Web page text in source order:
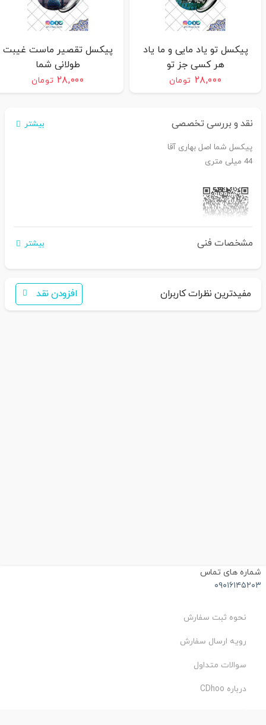
پیکسل تو یاد مایی و ما یاد
هر کسی جز تو
۲۸,۰۰۰ تومان
پیکسل تقصیر ماست غیبت
طولانی شما
۲۸,۰۰۰ تومان
نقد و بررسی تخصصی بیشتر
پیکسل شما اصل بهاری آقا
44 میلی متری
اگر برای خرید تمایل به عضویت در سایت ندارید،
مشخصات فنی بیشتر
مفیدترین نظرات کاربران افزودن نقد
شماره های تماس
۰۹۰۱۶۱۴۵۲۰۳
نحوه ثبت سفارش
رویه ارسال سفارش
سوالات متداول
درباره CDhoo